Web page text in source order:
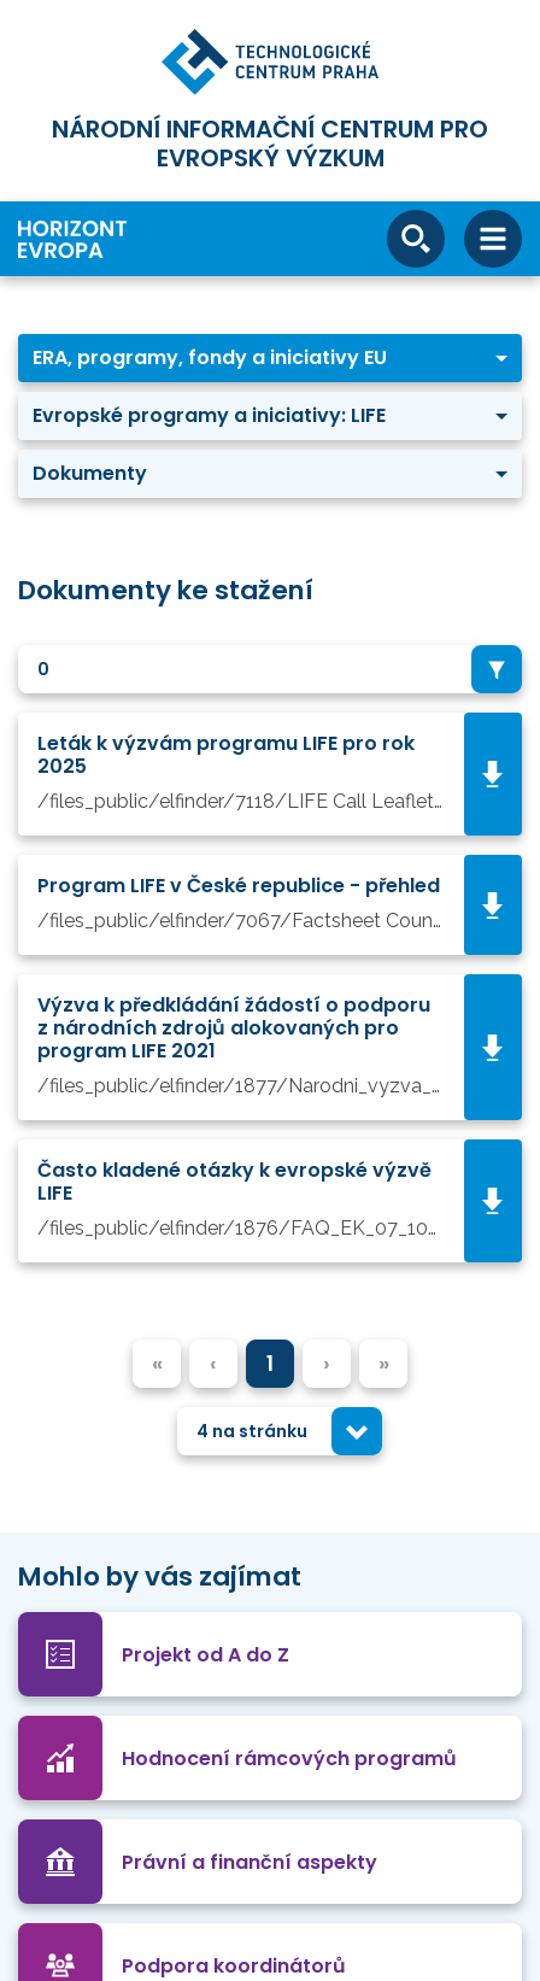
NÁRODNÍ INFORMAČNÍ CENTRUM PRO
EVROPSKÝ VÝZKUM
ERA, programy, fondy a iniciativy EU
Evropské programy a iniciativy: LIFE
Dokumenty
Dokumenty ke stažení
0
Leták k výzvám programu LIFE pro rok
2025
/files_public/elfinder/7118/LIFE Call Leaflet 2025 - Digital version.pdf
Program LIFE v České republice - přehled
/files_public/elfinder/7067/Factsheet Country Overview - EN_Czechia Final.pdf
Výzva k předkládání žádostí o podporu
z národních zdrojů alokovaných pro
program LIFE 2021
/files_public/elfinder/1877/Narodni_vyzva_LIFE_2021.pdf
Často kladené otázky k evropské výzvě
LIFE
/files_public/elfinder/1876/FAQ_EK_07_10_2021.pdf
« ‹ 1 › »
4 na stránku
Mohlo by vás zajímat
Projekt od A do Z
Hodnocení rámcových programů
Právní a finanční aspekty
Podpora koordinátorů